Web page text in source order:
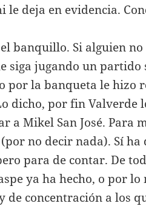
le deja en evidencia.
banquillo. Si alguien no
siga jugando un partido
por la banqueta le hizo
dicho, por fin Valverde
a Mikel San José. Para
no decir nada). Sí ha
para de contar. De
ya ha hecho, o por lo
concentración a los